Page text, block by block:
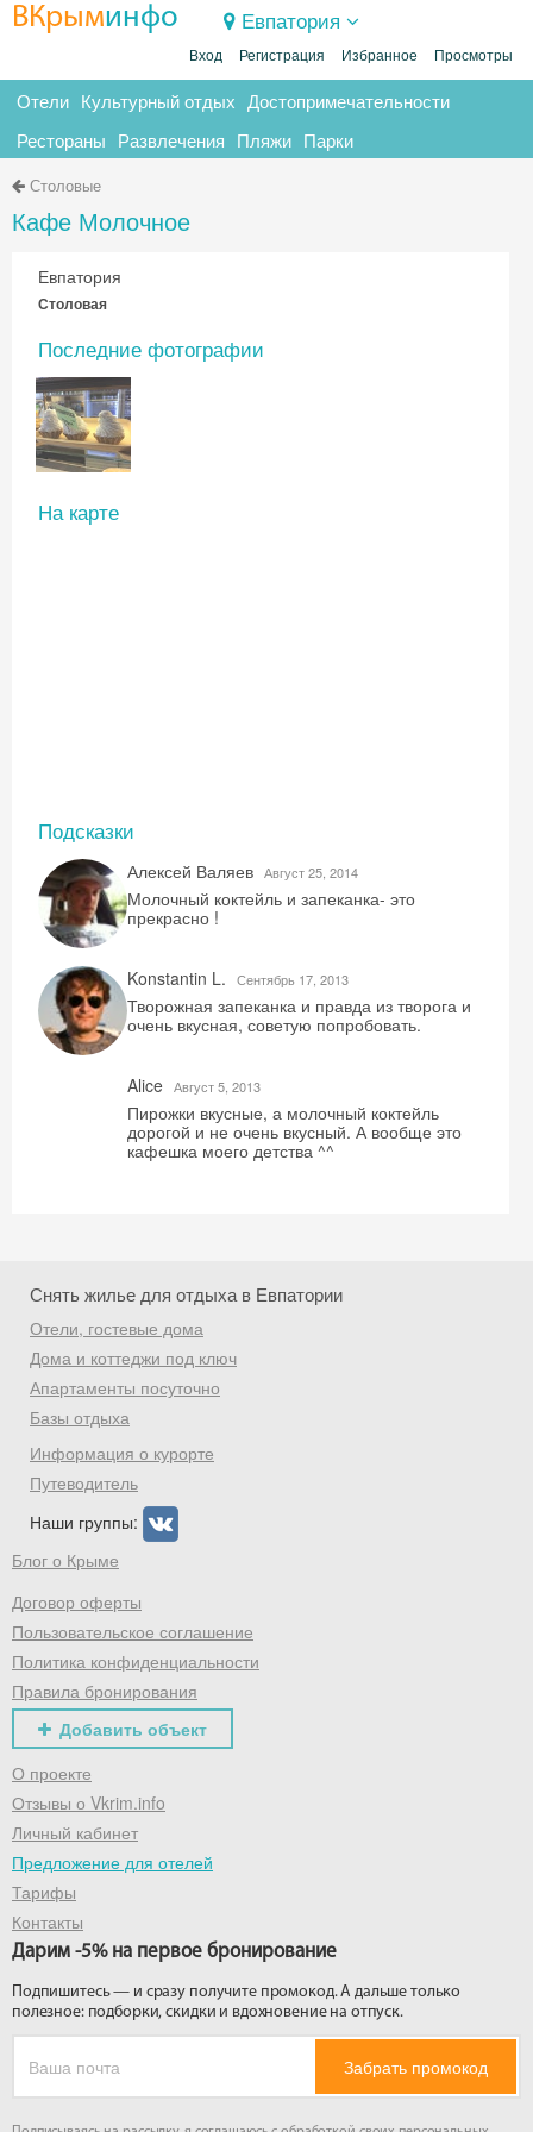
ВКрыминфо Евпатория
Вход Регистрация Избранное Просмотры
Отели Культурный отдых Достопримечательности
Рестораны Развлечения Пляжи Парки
Столовые
Кафе Молочное
Евпатория
Столовая
Последние фотографии
На карте
Подсказки
Алексей Валяев Август 25, 2014
Молочный коктейль и запеканка- это
прекрасно !
Konstantin L. Сентябрь 17, 2013
Творожная запеканка и правда из творога и
очень вкусная, советую попробовать.
Alice Август 5, 2013
Пирожки вкусные, а молочный коктейль
дорогой и не очень вкусный. А вообще это
кафешка моего детства ^^
Снять жилье для отдыха в Евпатории
Отели, гостевые дома
Дома и коттеджи под ключ
Апартаменты посуточно
Базы отдыха
Информация о курорте
Путеводитель
Наши группы:
Блог о Крыме
Договор оферты
Пользовательское соглашение
Политика конфиденциальности
Правила бронирования
Добавить объект
О проекте
Отзывы о Vkrim.info
Личный кабинет
Предложение для отелей
Тарифы
Контакты
Дарим -5% на первое бронирование
Подпишитесь — и сразу получите промокод. А дальше только
полезное: подборки, скидки и вдохновение на отпуск.
Забрать промокод
Получить промокод